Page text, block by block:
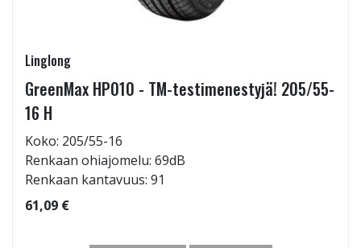
Linglong
GreenMax HP010 - TM-testimenestyjä! 205/55-
16 H
Koko: 205/55-16
Renkaan ohiajomelu: 69dB
Renkaan kantavuus: 91
61,09 €